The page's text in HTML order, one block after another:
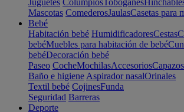
Juguetes ColumpiosToboganes
Mascotas ComederosJaulasCasetas para
Bebé
Habitación bebé HumidificadoresCestas
bebéMuebles para habitación de bebé
bebéDecoración bebé
Paseo CocheMochilasAccesoriosCapazos
Baño e higiene Aspirador nasalOrinales
Textil bebé CojinesFunda
Seguridad Barreras
Deporte